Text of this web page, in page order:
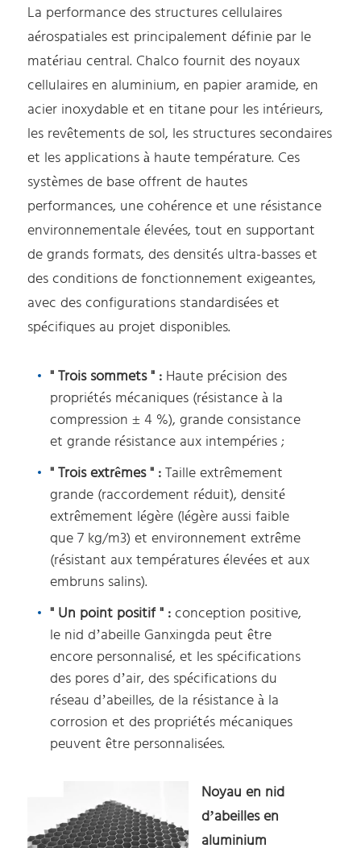
La performance des structures cellulaires
aérospatiales est principalement définie par le
matériau central. Chalco fournit des noyaux
cellulaires en aluminium, en papier aramide, en
acier inoxydable et en titane pour les intérieurs,
les revêtements de sol, les structures secondaires
et les applications à haute température. Ces
systèmes de base offrent de hautes
performances, une cohérence et une résistance
environnementale élevées, tout en supportant
de grands formats, des densités ultra-basses et
des conditions de fonctionnement exigeantes,
avec des configurations standardisées et
spécifiques au projet disponibles.
" Trois sommets " : Haute précision des
propriétés mécaniques (résistance à la
compression ± 4 %), grande consistance
et grande résistance aux intempéries ;
" Trois extrêmes " :Taille extrêmement
grande (raccordement réduit), densité
extrêmement légère (légère aussi faible
que 7 kg/m3) et environnement extrême
(résistant aux températures élevées et aux
embruns salins).
" Un point positif " :conception positive,
le nid d’abeille Ganxingda peut être
encore personnalisé, et les spécifications
des pores d’air, des spécifications du
réseau d’abeilles, de la résistance à la
corrosion et des propriétés mécaniques
peuvent être personnalisées.
Noyau en nid
d’abeilles en
aluminium